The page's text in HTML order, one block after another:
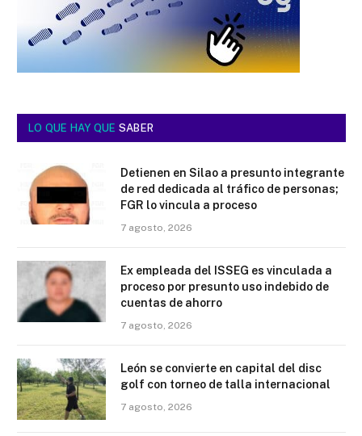
LO QUE HAY QUE SABER
Detienen en Silao a presunto integrante
de red dedicada al tráfico de personas;
FGR lo vincula a proceso
7 agosto, 2026
Ex empleada del ISSEG es vinculada a
proceso por presunto uso indebido de
cuentas de ahorro
7 agosto, 2026
León se convierte en capital del disc
golf con torneo de talla internacional
7 agosto, 2026